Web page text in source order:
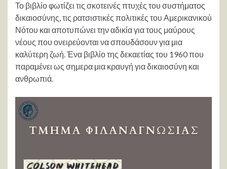
Το βιβλίο φωτίζει τις σκοτεινές πτυχές του συστήματος
δικαιοσύνης, τις ρατσιστικές πολιτικές του Αμερικανικού
Νότου και αποτυπώνει την αδικία για τους μαύρους
νέους που ονειρεύονται να σπουδάσουν για μια
καλύτερη ζωή. Ένα βιβλίο της δεκαετίας του 1960 που
παραμένει ως σημερα μια κραυγή για δικαιοσύνη και
ανθρωπιά.